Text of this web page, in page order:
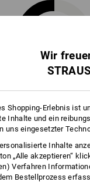
+4 weitere Features
Wir
Shopping-Erlebnis ist
Inhalte und ein
uns eingesetzter
Inhalte
„Alle akzeptieren“
Verfahren
Bestellprozess